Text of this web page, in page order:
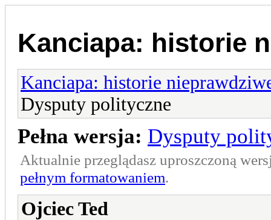
Kanciapa: historie
Kanciapa: historie
Dysputy polityczne
Pełna wersja: Dysputy
Aktualnie przeglądasz uproszczoną
pełnym formatowaniem.
Ojciec Ted